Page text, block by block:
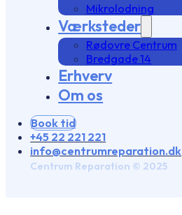
Mikrolodning
Værksteder
Rødovre Centrum
Bredgade 14
Erhverv
Om os
Book tid
+45 22 221 221
info@centrumreparation.dk
Centrum Reparation © 2025